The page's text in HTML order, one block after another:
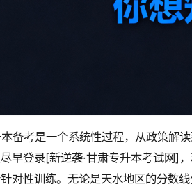
备考是一个系统性过程，从政策解
早登录[新逆袭·甘肃专升本考试网]
对性训练。无论是天水地区的分数